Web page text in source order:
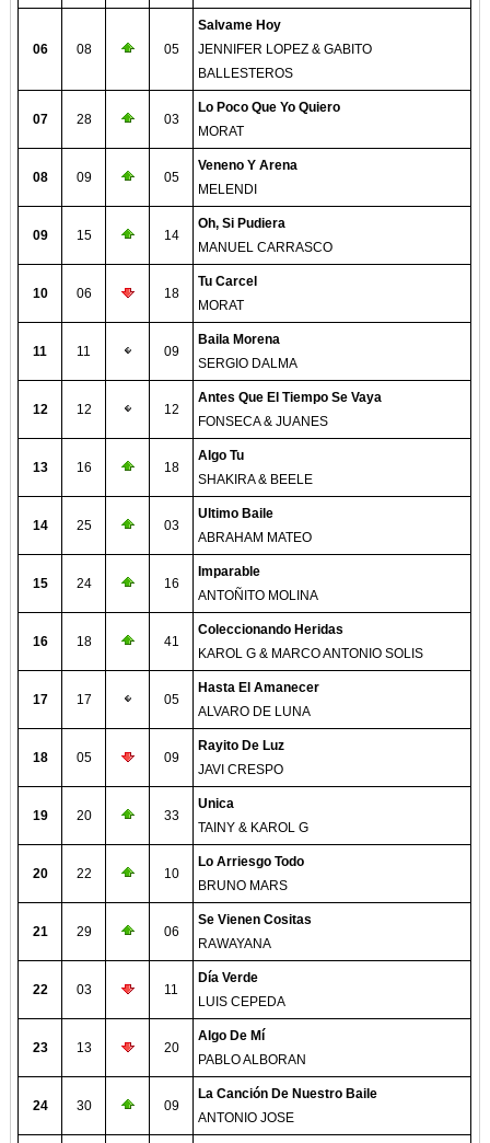
06 08 05
Salvame Hoy
JENNIFER LOPEZ & GABITO
BALLESTEROS
07 28 03
Lo Poco Que Yo Quiero
MORAT
08 09 05
Veneno Y Arena
MELENDI
09 15 14
Oh, Si Pudiera
MANUEL CARRASCO
10 06 18
Tu Carcel
MORAT
11 11 09
Baila Morena
SERGIO DALMA
12 12 12
Antes Que El Tiempo Se Vaya
FONSECA & JUANES
13 16 18
Algo Tu
SHAKIRA & BEELE
14 25 03
Ultimo Baile
ABRAHAM MATEO
15 24 16
Imparable
ANTOÑITO MOLINA
16 18 41
Coleccionando Heridas
KAROL G & MARCO ANTONIO SOLIS
17 17 05
Hasta El Amanecer
ALVARO DE LUNA
18 05 09
Rayito De Luz
JAVI CRESPO
19 20 33
Unica
TAINY & KAROL G
20 22 10
Lo Arriesgo Todo
BRUNO MARS
21 29 06
Se Vienen Cositas
RAWAYANA
22 03 11
Día Verde
LUIS CEPEDA
23 13 20
Algo De Mí
PABLO ALBORAN
24 30 09
La Canción De Nuestro Baile
ANTONIO JOSE